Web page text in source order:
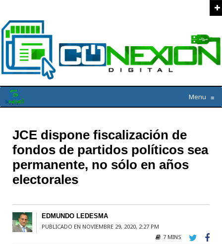
Menu ≡
JCE dispone fiscalización de
fondos de partidos políticos sea
permanente, no sólo en años
electorales
EDMUNDO LEDESMA
PUBLICADO EN NOVIEMBRE 29, 2020, 2:27 PM
7 MINS